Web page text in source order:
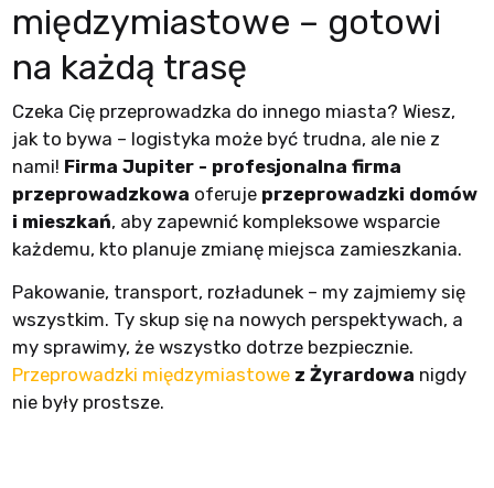
międzymiastowe – gotowi
na każdą trasę
Czeka Cię przeprowadzka do innego miasta? Wiesz,
jak to bywa – logistyka może być trudna, ale nie z
nami! Firma Jupiter - profesjonalna firma
przeprowadzkowa oferuje przeprowadzki domów
i mieszkań, aby zapewnić kompleksowe wsparcie
każdemu, kto planuje zmianę miejsca zamieszkania.
Pakowanie, transport, rozładunek – my zajmiemy się
wszystkim. Ty skup się na nowych perspektywach, a
my sprawimy, że wszystko dotrze bezpiecznie.
Przeprowadzki międzymiastowe z Żyrardowa nigdy
nie były prostsze.